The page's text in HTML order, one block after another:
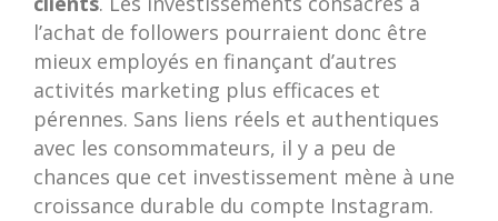
l’achat de followers pourraient donc être
mieux employés en finançant d’autres
activités marketing plus efficaces et
pérennes. Sans liens réels et authentiques
avec les consommateurs, il y a peu de
chances que cet investissement mène à une
croissance durable du compte Instagram.